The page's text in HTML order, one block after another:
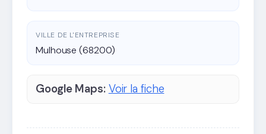
VILLE DE L'ENTREPRISE
Mulhouse (68200)
Google Maps: Voir la fiche